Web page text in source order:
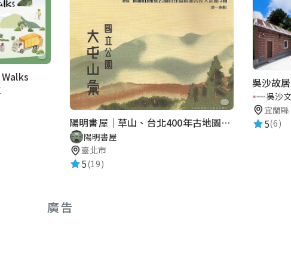
陽明書屋｜草山、台北400年古地圖老照片展｜智慧導覽
陽明書屋
臺北市
5(19)
吳沙故居
吳沙
宜蘭縣
5(6)
廣告